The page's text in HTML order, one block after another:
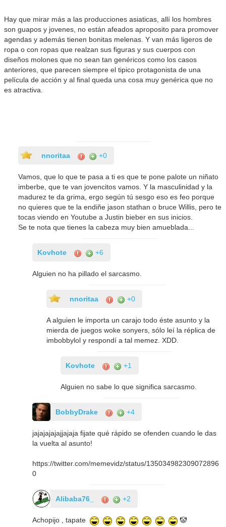
Hay que mirar más a las producciones asiaticas, allí los hombres
son guapos y jovenes, no están afeados aproposito para promover
agendas y además tienen bonitas melenas. Y van más ligeros de
ropa o con ropas que realzan sus figuras y sus cuerpos con
diseños molones que no sean tan genéricos como los casos
anteriores, que parecen siempre el tipico protagonista de una
película de acción y al final queda una cosa muy genérica que no
es atractiva.
nnoritaa +0
Vamos, que lo que te pasa a ti es que te pone palote un niñato
imberbe, que te van jovencitos vamos. Y la masculinidad y la
madurez te da grima, ergo según tú sesgo eso es feo porque
no quieres que te la endiñe jason stathan o bruce Willis, pero te
tocas viendo en Youtube a Justin bieber en sus inicios.
Se te nota que tienes la cabeza muy bien amueblada...
Kovhote +6
Alguien no ha pillado el sarcasmo.
nnoritaa +0
A alguien le importa un carajo todo éste asunto y la
mierda de juegos woke sonyers, sólo leí la réplica de
imbobbylol y respondí a tal memez. XDD.
Kovhote +1
Alguien no sabe lo que significa sarcasmo.
BobbyDrake +4
jajajajajajjajaja fijate qué rápido se ofenden cuando le das
la vuelta al asunto!
https://twitter.com/memevidz/status/135034982309072896
0
Alibaba76_ +2
Achopijo , tapate 🤡